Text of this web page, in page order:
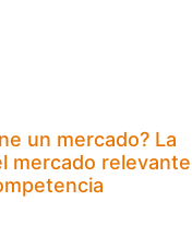
un mercado? La
mercado